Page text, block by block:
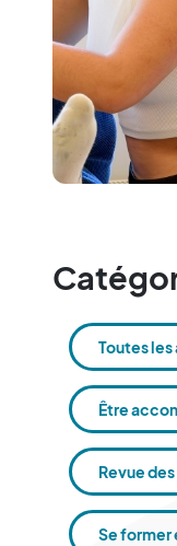
Toutes
Être
Revue
Se former